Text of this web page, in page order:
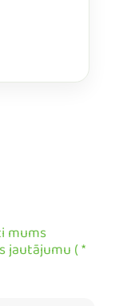
mums
jautājumu ( *